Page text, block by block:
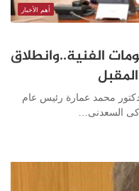
أهم الأخبار
الفنية..وانطلاق
محمد عمارة رئيس عام